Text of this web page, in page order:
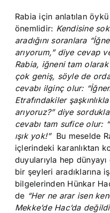
Rabia için anlatılan
önemlidir: Kendisine
aradığını soranlara
arıyorum,” diye cevap
Rabia, iğneni tam
çok geniş, söyle de orda
cevabı ilginç olur:
Etrafındakiler
arıyoruz?” diye
cevabı tam sufice olur:
ışık yok!” Bu meselde
içlerindeki karanlıktan
duyularıyla hep
bir şeyleri aradıklarına
bilgelerinden Hünkar
de “Her ne arar isen
Mekke’de Hac’da